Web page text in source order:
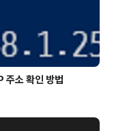
주소 확인 방법